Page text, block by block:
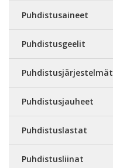
Puhdistusaineet
Puhdistusgeelit
Puhdistusjärjestelmät
Puhdistusjauheet
Puhdistuslastat
Puhdistusliinat